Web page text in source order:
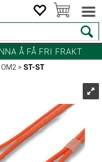
Å FÅ FRI FRAKT
OM2>ST-ST